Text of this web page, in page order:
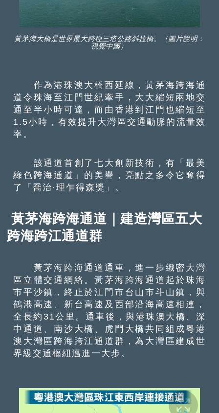
黃茅海大橋是世界最大跨徑三塔公路斜拉橋。（圖片說明：
視覺中國）
作為港珠澳大橋西延線，黃茅海跨海通
道令珠海至江門世紀牽手，大大縮短兩地交
通至半小時可達，而由香港到江門也縮短至
1.5小時，有效提升大灣區交通動脈的流量效
率。
該通道首創了七大創新技術，有「最美
綠色跨海通道」的美譽，亮點之多令它奪得
了「喬治·理乍得森獎」。
黃茅海跨海通道｜建造灣區五大
跨海跨江通道群
黃茅海跨海通道通車，進一步織密大灣
區立體交通網絡。黃茅海跨海通道起於珠海
市平沙鎮，終止於江門市台山市斗山鎮，與
鶴港高速、新台高速及西部沿海高速相連，
全長約31公里。通車後，與港珠澳大橋、深
中通道、南沙大橋、虎門大橋共同組成粵港
澳大灣區跨海跨江通道群，為大灣區建成世
界級交通樞紐邁進一大步。